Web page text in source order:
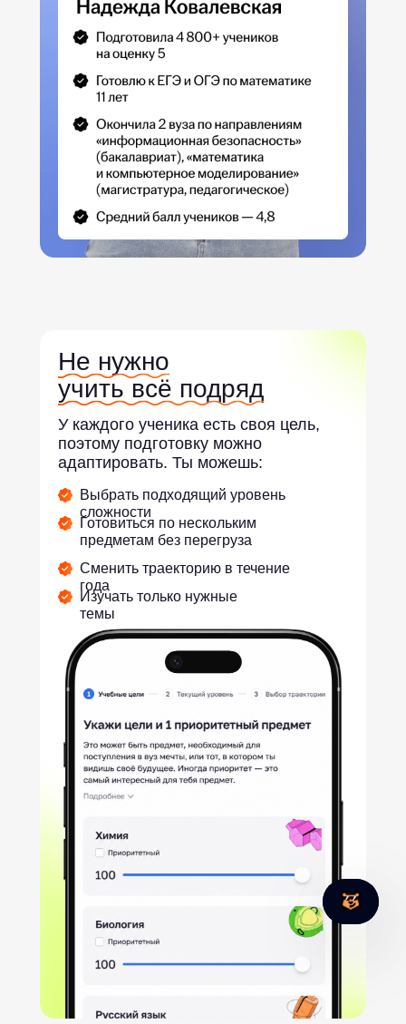
Не нужно
учить всё подряд
У каждого ученика есть своя цель,
поэтому подготовку можно
адаптировать. Ты можешь:
Выбрать подходящий уровень
сложности
Готовиться по нескольким
предметам без перегруза
Сменить траекторию в течение
года
Изучать только нужные
темы